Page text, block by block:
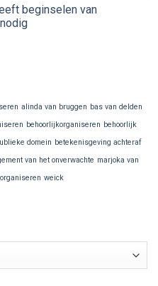
beginselen van
alinda van bruggen bas van delden
behoorlijkorganiseren behoorlijk
domein betekenisgeving achteraf
van het onverwachte marjoka van
weick